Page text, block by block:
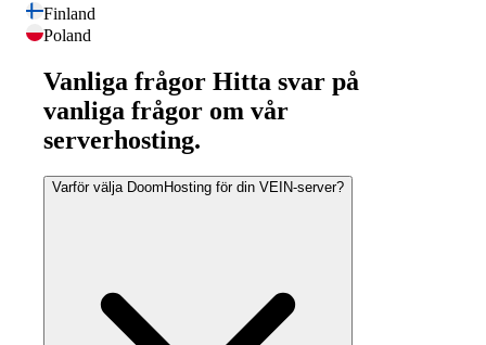
Finland
Poland
Vanliga frågor Hitta svar på
vanliga frågor om vår
serverhosting.
Varför välja DoomHosting för din VEIN-server?